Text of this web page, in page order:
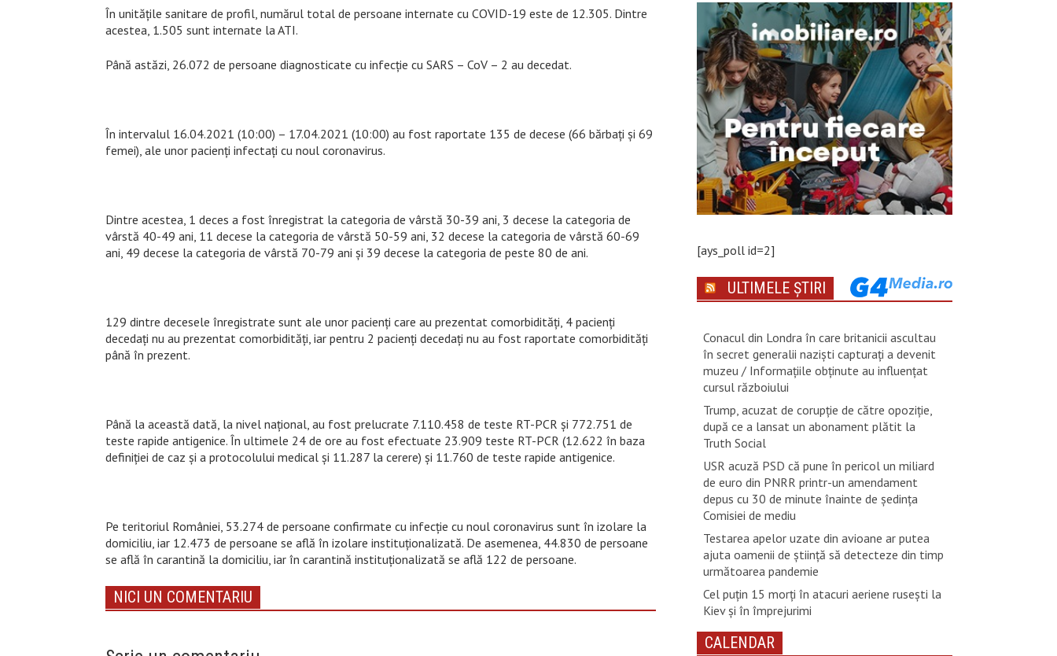
În unitățile sanitare de profil, numărul total de persoane internate cu COVID-19 este de 12.305. Dintre
acestea, 1.505 sunt internate la ATI.
Până astăzi, 26.072 de persoane diagnosticate cu infecție cu SARS – CoV – 2 au decedat.
În intervalul 16.04.2021 (10:00) – 17.04.2021 (10:00) au fost raportate 135 de decese (66 bărbați și 69
femei), ale unor pacienți infectați cu noul coronavirus.
Dintre acestea, 1 deces a fost înregistrat la categoria de vârstă 30-39 ani, 3 decese la categoria de
vârstă 40-49 ani, 11 decese la categoria de vârstă 50-59 ani, 32 decese la categoria de vârstă 60-69
ani, 49 decese la categoria de vârstă 70-79 ani și 39 decese la categoria de peste 80 de ani.
129 dintre decesele înregistrate sunt ale unor pacienți care au prezentat comorbidități, 4 pacienți
decedați nu au prezentat comorbidități, iar pentru 2 pacienți decedați nu au fost raportate comorbidități
până în prezent.
Până la această dată, la nivel național, au fost prelucrate 7.110.458 de teste RT-PCR și 772.751 de
teste rapide antigenice. În ultimele 24 de ore au fost efectuate 23.909 teste RT-PCR (12.622 în baza
definiției de caz și a protocolului medical și 11.287 la cerere) și 11.760 de teste rapide antigenice.
Pe teritoriul României, 53.274 de persoane confirmate cu infecție cu noul coronavirus sunt în izolare la
domiciliu, iar 12.473 de persoane se află în izolare instituționalizată. De asemenea, 44.830 de persoane
se află în carantină la domiciliu, iar în carantină instituționalizată se află 122 de persoane.
NICI UN COMENTARIU
[ays_poll id=2]
ULTIMELE ȘTIRI
Conacul din Londra în care britanicii ascultau
în secret generalii naziști capturați a devenit
muzeu / Informațiile obținute au influențat
cursul războiului
Trump, acuzat de corupţie de către opoziţie,
după ce a lansat un abonament plătit la
Truth Social
USR acuză PSD că pune în pericol un miliard
de euro din PNRR printr-un amendament
depus cu 30 de minute înainte de ședința
Comisiei de mediu
Testarea apelor uzate din avioane ar putea
ajuta oamenii de știință să detecteze din timp
următoarea pandemie
Cel puţin 15 morţi în atacuri aeriene ruseşti la
Kiev şi în împrejurimi
CALENDAR